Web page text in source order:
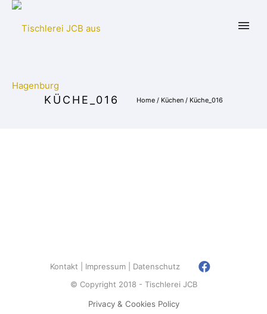
KÜCHE_016 Home / Küchen / Küche_016
Kontakt Impressum
Datenschutz
© Copyright 2018 - Tischlerei JCB
Privacy & Cookies Policy